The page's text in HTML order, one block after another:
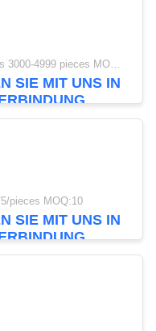
$1.00/pieces 3000-4999 pieces MOQ:10
SIE MIT UNS IN
pieces MOQ:10
SIE MIT UNS IN